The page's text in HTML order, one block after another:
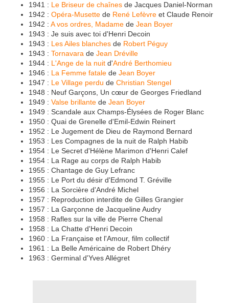
1941 : Le Briseur de chaînes de Jacques Daniel-Norman
1942 : Opéra-Musette de René Lefèvre et Claude Renoir
1942 : A vos ordres, Madame de Jean Boyer
1943 : Je suis avec toi d'Henri Decoin
1943 : Les Ailes blanches de Robert Péguy
1943 : Tornavara de Jean Dréville
1944 : L'Ange de la nuit d'André Berthomieu
1946 : La Femme fatale de Jean Boyer
1947 : Le Village perdu de Christian Stengel
1948 : Neuf Garçons, Un cœur de Georges Friedland
1949 : Valse brillante de Jean Boyer
1949 : Scandale aux Champs-Élysées de Roger Blanc
1950 : Quai de Grenelle d'Emil-Edwin Reinert
1952 : Le Jugement de Dieu de Raymond Bernard
1953 : Les Compagnes de la nuit de Ralph Habib
1954 : Le Secret d'Hélène Marimon d'Henri Calef
1954 : La Rage au corps de Ralph Habib
1955 : Chantage de Guy Lefranc
1955 : Le Port du désir d'Edmond T. Gréville
1956 : La Sorcière d'André Michel
1957 : Reproduction interdite de Gilles Grangier
1957 : La Garçonne de Jacqueline Audry
1958 : Rafles sur la ville de Pierre Chenal
1958 : La Chatte d'Henri Decoin
1960 : La Française et l'Amour, film collectif
1961 : La Belle Américaine de Robert Dhéry
1963 : Germinal d'Yves Allégret